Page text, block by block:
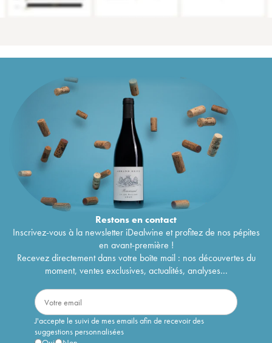
Restons encontact
Inscrivez-vous à la newsletter iDealwine et profitez de nos pépites
en avant-première !
Recevez directement dans votre boîte mail : nos découvertes du
moment, ventes exclusives, actualités, analyses...
J'accepte le suivi de mes emails afin de recevoir des
suggestions personnalisées